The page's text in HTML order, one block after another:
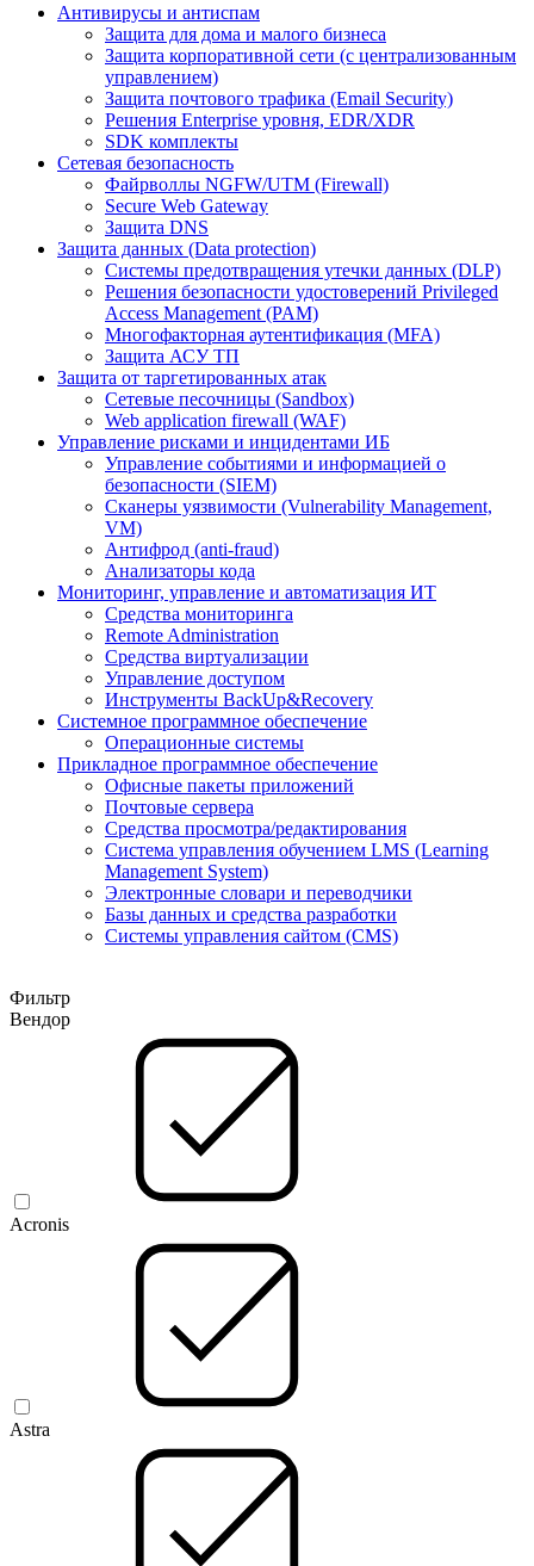
Антивирусы и антиспам
Защита для дома и малого бизнеса
Защита корпоративной сети (с централизованным
управлением)
Защита почтового трафика (Email Security)
Решения Enterprise уровня, EDR/XDR
SDK комплекты
Сетевая безопасность
Файрволлы NGFW/UTM (Firewall)
Secure Web Gateway
Защита DNS
Защита данных (Data protection)
Системы предотвращения утечки данных (DLP)
Решения безопасности удостоверений Privileged
Access Management (PAM)
Многофакторная аутентификация (MFA)
Защита АСУ ТП
Защита от таргетированных атак
Сетевые песочницы (Sandbox)
Web application firewall (WAF)
Управление рисками и инцидентами ИБ
Управление событиями и информацией о
безопасности (SIEM)
Сканеры уязвимости (Vulnerability Management,
VM)
Антифрод (anti-fraud)
Анализаторы кода
Мониторинг, управление и автоматизация ИТ
Средства мониторинга
Remote Administration
Средства виртуализации
Управление доступом
Инструменты BackUp&Recovery
Системное программное обеспечение
Операционные системы
Прикладное программное обеспечение
Офисные пакеты приложений
Почтовые сервера
Средства просмотра/редактирования
Система управления обучением LMS (Learning
Management System)
Электронные словари и переводчики
Базы данных и средства разработки
Системы управления сайтом (CMS)
Фильтр
Вендор
Acronis
Astra